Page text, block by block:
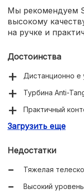
Мы рекомендуем
высокому
на ручке и
Достоинства
Дистанционно е
Турбина Anti-
Практичный
Удобная смотка
Загрузить еще
Недостатки
Тяжелая
Высокий